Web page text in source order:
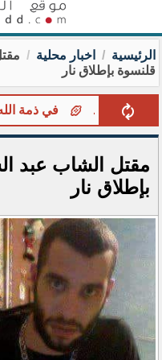
الرئيسية اخبار محلية
قلنسوة بإطلاق نار
الجديد في ذمة الله...
مقتل الشاب عبد
بإطلاق نار